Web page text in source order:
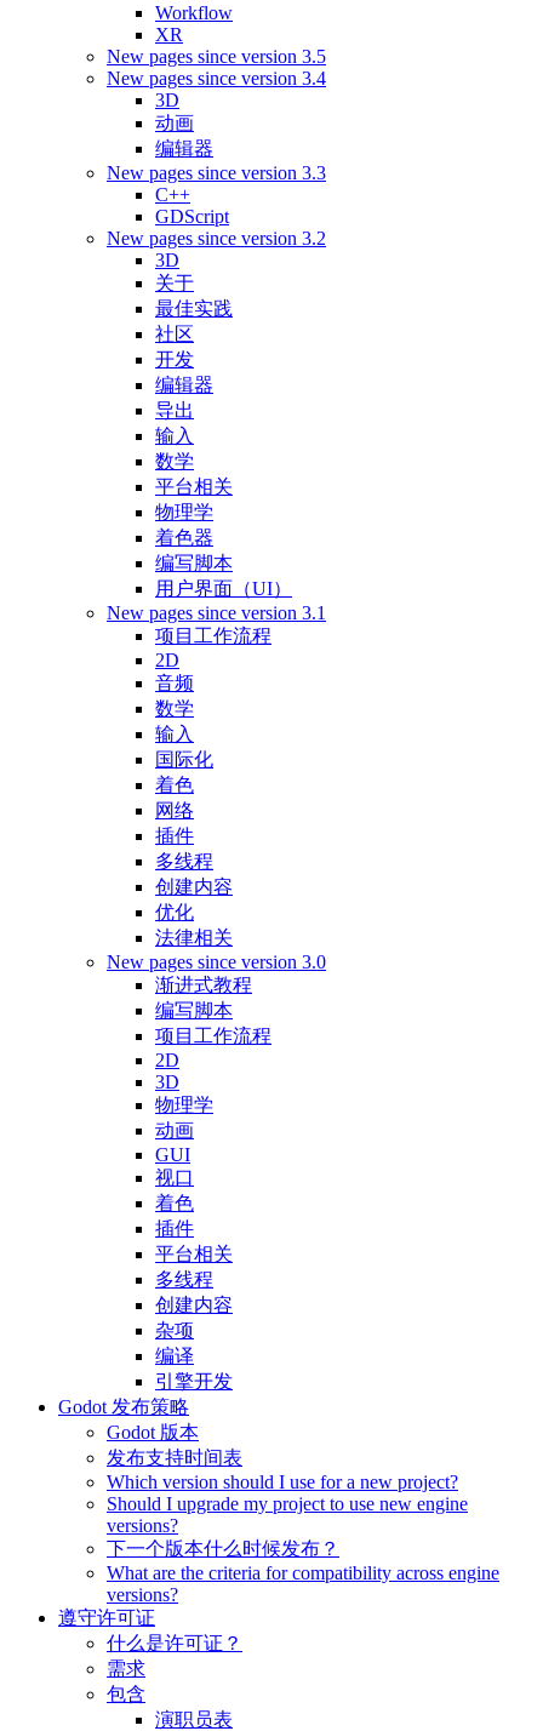
Workflow
XR
New pages since version 3.5
New pages since version 3.4
3D
动画
编辑器
New pages since version 3.3
C++
GDScript
New pages since version 3.2
3D
关于
最佳实践
社区
开发
编辑器
导出
输入
数学
平台相关
物理学
着色器
编写脚本
用户界面（UI）
New pages since version 3.1
项目工作流程
2D
音频
数学
输入
国际化
着色
网络
插件
多线程
创建内容
优化
法律相关
New pages since version 3.0
渐进式教程
编写脚本
项目工作流程
2D
3D
物理学
动画
GUI
视口
着色
插件
平台相关
多线程
创建内容
杂项
编译
引擎开发
Godot 发布策略
Godot 版本
发布支持时间表
Which version should I use for a new project?
Should I upgrade my project to use new engine
versions?
下一个版本什么时候发布？
What are the criteria for compatibility across engine
versions?
遵守许可证
什么是许可证？
需求
包含
演职员表